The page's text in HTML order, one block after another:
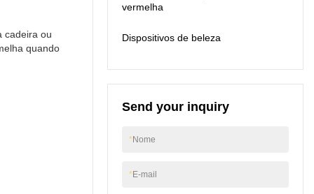
cadeira ou
quando
vermelha
Dispositivos de beleza
Send your inquiry
*Nome
*E-mail